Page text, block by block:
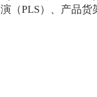
演（PLS）、产品货